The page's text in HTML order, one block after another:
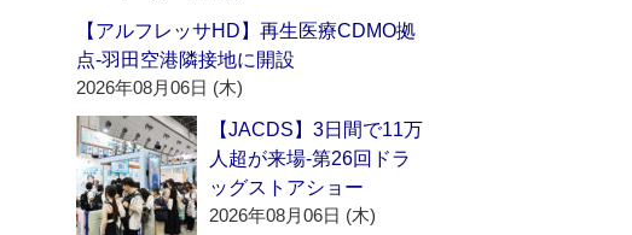
【アルフレッサHD】再生医療CDMO拠
点‐羽田空港隣接地に開設
2026年08月06日 (木)
【JACDS】3日間で11万
人超が来場‐第26回ドラ
ッグストアショー
2026年08月06日 (木)